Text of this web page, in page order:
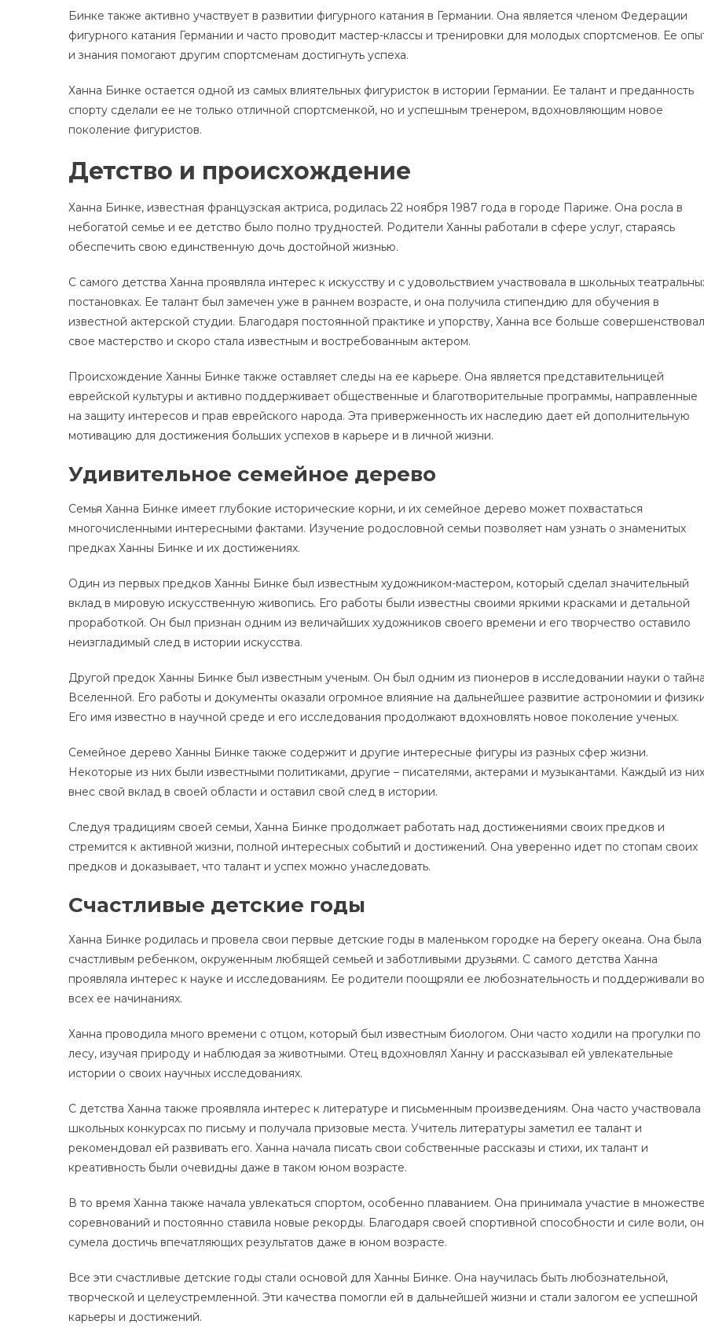
Бинке также активно участвует в развитии фигурного катания в Германии. Она является членом Федерации
фигурного катания Германии и часто проводит мастер-классы и тренировки для молодых спортсменов. Ее
и знания помогают другим спортсменам достигнуть успеха.
Ханна Бинке остается одной из самых влиятельных фигуристок в истории Германии. Ее талант и преданность
спорту сделали ее не только отличной спортсменкой, но и успешным тренером, вдохновляющим новое
поколение фигуристов.
Детство и происхождение
Ханна Бинке, известная французская актриса, родилась 22 ноября 1987 года в городе Париже. Она росла в
небогатой семье и ее детство было полно трудностей. Родители Ханны работали в сфере услуг, стараясь
обеспечить свою единственную дочь достойной жизнью.
С самого детства Ханна проявляла интерес к искусству и с удовольствием участвовала в школьных
постановках. Ее талант был замечен уже в раннем возрасте, и она получила стипендию для обучения в
известной актерской студии. Благодаря постоянной практике и упорству, Ханна все больше
свое мастерство и скоро стала известным и востребованным актером.
Происхождение Ханны Бинке также оставляет следы на ее карьере. Она является представительницей
еврейской культуры и активно поддерживает общественные и благотворительные программы, направленные
на защиту интересов и прав еврейского народа. Эта приверженность их наследию дает ей дополнительную
мотивацию для достижения больших успехов в карьере и в личной жизни.
Удивительное семейное дерево
Семья Ханна Бинке имеет глубокие исторические корни, и их семейное дерево может похвастаться
многочисленными интересными фактами. Изучение родословной семьи позволяет нам узнать о знаменитых
предках Ханны Бинке и их достижениях.
Один из первых предков Ханны Бинке был известным художником-мастером, который сделал значительный
вклад в мировую искусственную живопись. Его работы были известны своими яркими красками и детальной
проработкой. Он был признан одним из величайших художников своего времени и его творчество оставило
неизгладимый след в истории искусства.
Другой предок Ханны Бинке был известным ученым. Он был одним из пионеров в исследовании науки о
Вселенной. Его работы и документы оказали огромное влияние на дальнейшее развитие астрономии и
Его имя известно в научной среде и его исследования продолжают вдохновлять новое поколение ученых.
Семейное дерево Ханны Бинке также содержит и другие интересные фигуры из разных сфер жизни.
Некоторые из них были известными политиками, другие – писателями, актерами и музыкантами. Каждый из них
внес свой вклад в своей области и оставил свой след в истории.
Следуя традициям своей семьи, Ханна Бинке продолжает работать над достижениями своих предков и
стремится к активной жизни, полной интересных событий и достижений. Она уверенно идет по стопам своих
предков и доказывает, что талант и успех можно унаследовать.
Счастливые детские годы
Ханна Бинке родилась и провела свои первые детские годы в маленьком городке на берегу океана. Она была
счастливым ребенком, окруженным любящей семьей и заботливыми друзьями. С самого детства Ханна
проявляла интерес к науке и исследованиям. Ее родители поощряли ее любознательность и поддерживали во
всех ее начинаниях.
Ханна проводила много времени с отцом, который был известным биологом. Они часто ходили на прогулки по
лесу, изучая природу и наблюдая за животными. Отец вдохновлял Ханну и рассказывал ей увлекательные
истории о своих научных исследованиях.
С детства Ханна также проявляла интерес к литературе и письменным произведениям. Она часто участвовала
школьных конкурсах по письму и получала призовые места. Учитель литературы заметил ее талант и
рекомендовал ей развивать его. Ханна начала писать свои собственные рассказы и стихи, их талант и
креативность были очевидны даже в таком юном возрасте.
В то время Ханна также начала увлекаться спортом, особенно плаванием. Она принимала участие в
соревнований и постоянно ставила новые рекорды. Благодаря своей спортивной способности и силе воли,
сумела достичь впечатляющих результатов даже в юном возрасте.
Все эти счастливые детские годы стали основой для Ханны Бинке. Она научилась быть любознательной,
творческой и целеустремленной. Эти качества помогли ей в дальнейшей жизни и стали залогом ее успешной
карьеры и достижений.